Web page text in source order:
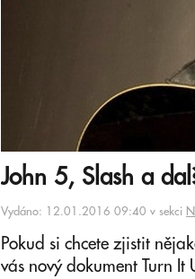
John 5, Slash a
Vydáno: 12.01.2016 09:40 v sekci
Pokud si chcete zjistit
vás nový dokument Turn